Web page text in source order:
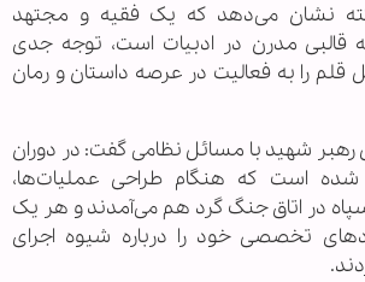
نشان می‌دهد که یک فقیه و مجتهد
قالبی مدرن در ادبیات است، توجه جدی
قلم را به فعالیت در عرصه داستان و رمان
رهبر شهید با مسائل نظامی گفت: در دوران
است که هنگام طراحی عملیات‌ها،
در اتاق جنگ گرد هم می‌آمدند و هر یک
تخصصی خود را درباره شیوه اجرای